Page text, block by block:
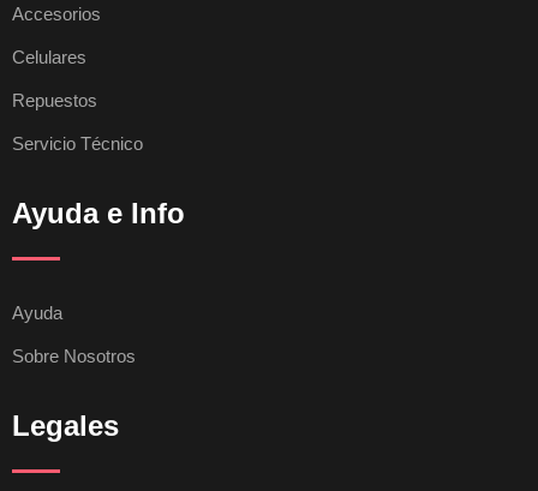
Accesorios
Celulares
Repuestos
Servicio Técnico
Ayuda e Info
Ayuda
Sobre Nosotros
Legales